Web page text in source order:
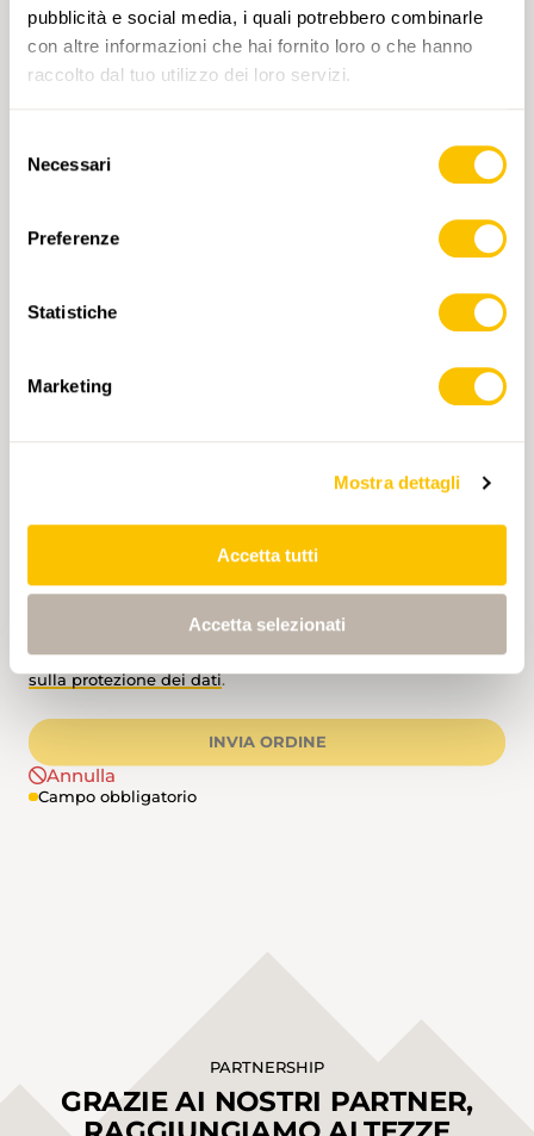
pubblicità e social media, i quali potrebbero combinarle
con altre informazioni che hai fornito loro o che hanno
raccolto dal tuo utilizzo dei loro servizi.
delNecessari
Preferenze
Statistiche
Marketing
Mostra dettagli
Accetta tutti
Accetta selezionati
FriendlyCaptcha ⇗
Con l’invio del modulo, confermo di avere lettol’informativa
sulla protezione dei dati.
INVIA ORDINE
Annulla
Campo obbligatorio
PARTNERSHIP
GRAZIE AI NOSTRI PARTNER,